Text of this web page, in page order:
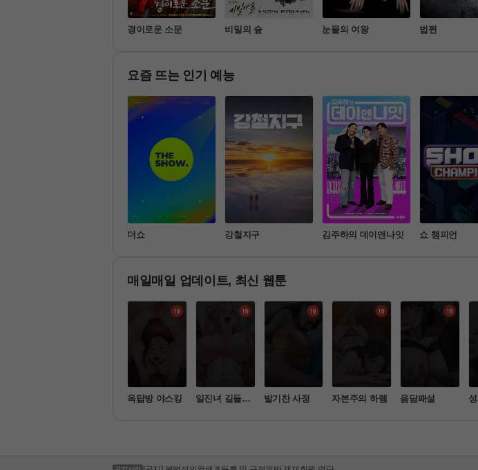
경이로운 소문 비밀의 숲 눈물의 여왕 법쩐
요즘 뜨는 인기 예능
더쇼 강철지구 김주하의 데이앤나잇 쇼 챔피언
매일매일 업데이트, 최신 웹툰
옥탑방 야스킹
일진녀 길들이
발기찬 사정 자본주의 하렘 음담패설